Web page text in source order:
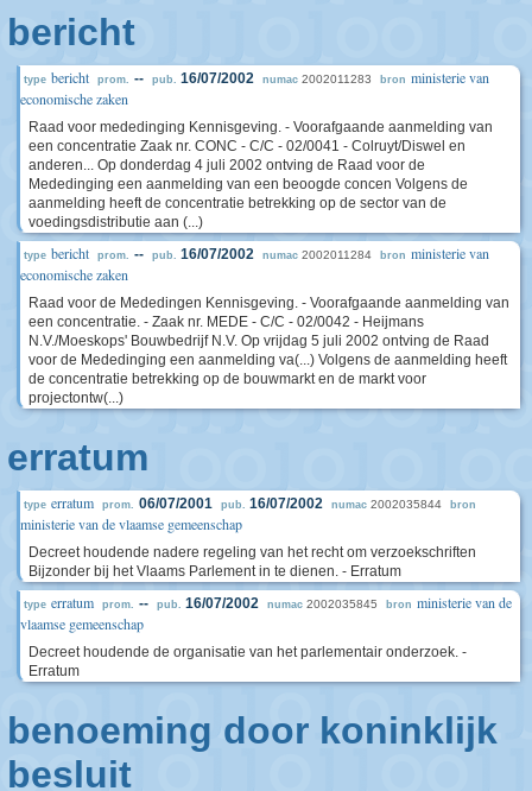
bericht
type bericht prom. -- pub. 16/07/2002 numac 2002011283 bron ministerie van
economische zaken
Raad voor mededinging Kennisgeving. - Voorafgaande aanmelding van
een concentratie Zaak nr. CONC - C/C - 02/0041 - Colruyt/Diswel en
anderen... Op donderdag 4 juli 2002 ontving de Raad voor de
Mededinging een aanmelding van een beoogde concen Volgens de
aanmelding heeft de concentratie betrekking op de sector van de
voedingsdistributie aan (...)
type bericht prom. -- pub. 16/07/2002 numac 2002011284 bron ministerie van
economische zaken
Raad voor de Mededingen Kennisgeving. - Voorafgaande aanmelding van
een concentratie. - Zaak nr. MEDE - C/C - 02/0042 - Heijmans
N.V./Moeskops' Bouwbedrijf N.V. Op vrijdag 5 juli 2002 ontving de Raad
voor de Mededinging een aanmelding va(...) Volgens de aanmelding heeft
de concentratie betrekking op de bouwmarkt en de markt voor
projectontw(...)
erratum
type erratum prom. 06/07/2001 pub. 16/07/2002 numac 2002035844 bron
ministerie van de vlaamse gemeenschap
Decreet houdende nadere regeling van het recht om verzoekschriften
Bijzonder bij het Vlaams Parlement in te dienen. - Erratum
type erratum prom. -- pub. 16/07/2002 numac 2002035845 bron ministerie van de
vlaamse gemeenschap
Decreet houdende de organisatie van het parlementair onderzoek. -
Erratum
benoeming door koninklijk
besluit